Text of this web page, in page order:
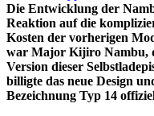
Die Entwicklung der
Reaktion auf die
Kosten der vorherigen
war Major Kijiro Nambu,
Version dieser
billigte das neue Design
Bezeichnung Typ 14